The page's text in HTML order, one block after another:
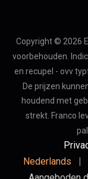
Copyright © 2026
voorbehouden.
en recupel - ovv
De prijzen
houdend met
strekt. Franco
Nederlands
|